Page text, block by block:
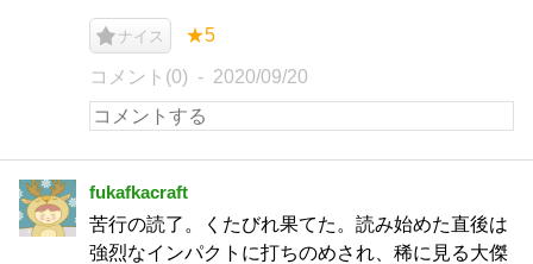
ナイス ★5
コメント(0) 2020/09/20
fukafkacraft
苦行の読了。くたびれ果てた。読み始めた直後は
強烈なインパクトに打ちのめされ、稀に見る大傑